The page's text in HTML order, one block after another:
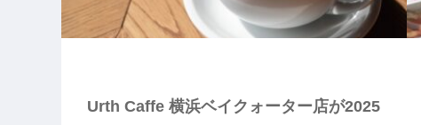
Urth Caffe 横浜ベイクォーター店が2025